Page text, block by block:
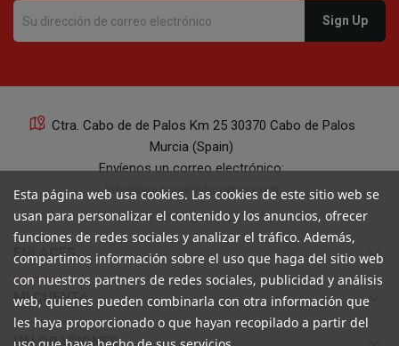
Ctra. Cabo de de Palos Km 25 30370 Cabo de Palos
Murcia (Spain)
Envíenos un correo electrónico:
info@yourspanishcorner.com
+34 647 29 98 21 de 9 a 14:30
ENLACES keyboard_arrow_down
MI CUENTA keyboard_arrow_down
VALORACIONES
Esta página web usa cookies. Las cookies de este sitio web se
usan para personalizar el contenido y los anuncios, ofrecer
funciones de redes sociales y analizar el tráfico. Además,
compartimos información sobre el uso que haga del sitio web
con nuestros partners de redes sociales, publicidad y análisis
web, quienes pueden combinarla con otra información que
les haya proporcionado o que hayan recopilado a partir del